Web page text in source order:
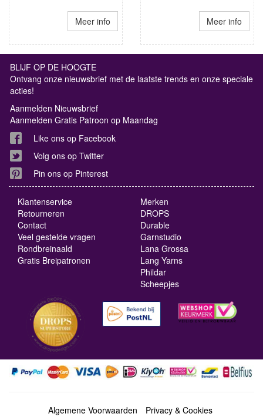
Meer info Meer info
BLIJF OP DE HOOGTE
Ontvang onze nieuwsbrief met de laatste trends en onze speciale
acties!
Aanmelden Nieuwsbrief
Aanmelden Gratis Patroon op Maandag
Like ons op Facebook
Volg ons op Twitter
Pin ons op Pinterest
Klantenservice
Retourneren
Contact
Veel gestelde vragen
Rondbreinaald
Gratis Breipatronen
Merken
DROPS
Durable
Garnstudio
Lana Grossa
Lang Yarns
Phildar
Scheepjes
Algemene Voorwaarden Privacy & Cookies